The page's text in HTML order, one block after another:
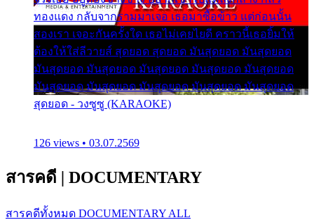
ทองแดง กลับจากรามมาเจอ เธอมาซื้อข้าว แต่ก่อนนั้น
สองเรา เจอะกันครั้งใด เธอไม่เคยไยดี คราวนี้เธอยิ้มให้
ต้องให้ใส่ลีวายส์ สุดยอด สุดยอด มันสุดยอด มันสุดยอด
มันสุดยอด มันสุดยอด มันสุดยอด มันสุดยอด มันสุดยอด
มันสุดยอด มันสุดยอด มันสุดยอด มันสุดยอด มันสุดยอด
สุดยอด - วงซูซู (KARAOKE)
126 views • 03.07.2569
สารคดี | DOCUMENTARY
สารคดีทั้งหมด DOCUMENTARY ALL